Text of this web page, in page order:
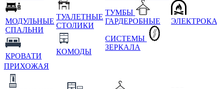
МОДУЛЬНЫЕ
СПАЛЬНИ
КРОВАТИ
ТУАЛЕТНЫЕ
СТОЛИКИ
КОМОДЫ
ТУМБЫ
ГАРДЕРОБНЫЕ
СИСТЕМЫ
ЗЕРКАЛА
ПРИХОЖАЯ